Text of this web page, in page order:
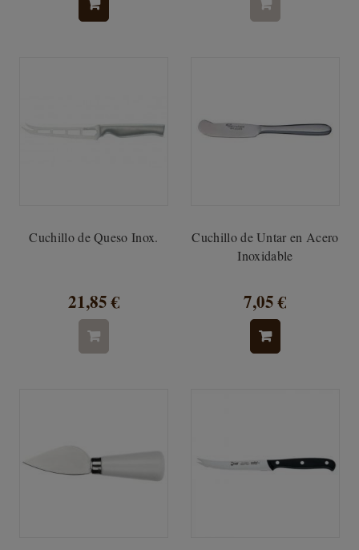
Cuchillo de Queso Inox.
21,85 €
Cuchillo de Untar en Acero
Inoxidable
7,05 €